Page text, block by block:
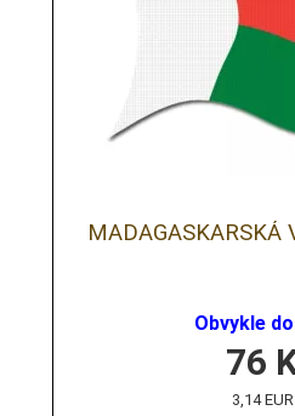
MADAGASKARSKÁ
Obvykle
76
3,14 EUR